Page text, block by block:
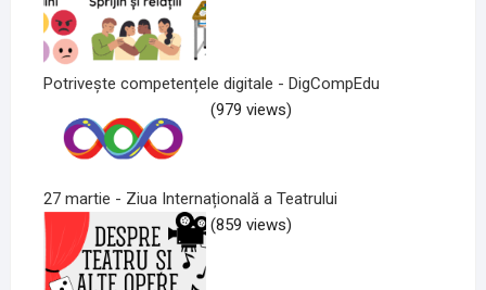
Potrivește competențele digitale - DigCompEdu
(979 views)
27 martie - Ziua Internațională a Teatrului
(859 views)